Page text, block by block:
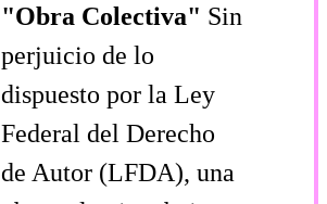
"Obra Colectiva" Sin
perjuicio de lo
dispuesto por la Ley
Federal del Derecho
de Autor (LFDA), una